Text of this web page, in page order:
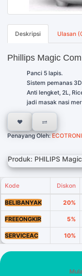
Deskripsi Ulasan
Phillips Magic
Panci 5 lapis.
Sistem pemanas
Anti lengket, 2L,
jadi masak nasi
Penayang Oleh:
Produk: PHILIPS
Kode Diskon
BELIBANYAK 20%
FREEONGKIR 5%
SERVICEAC 10%